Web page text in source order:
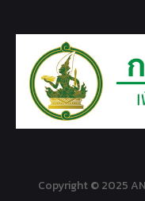
Copyright © 2025